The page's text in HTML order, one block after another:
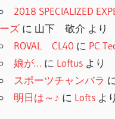
2018 SPECIALIZED
ーズに 山下 敬介 より
ROVAL CL40 に PC
娘が… に Loftusより
スポーツチャンバラ
明日は～♪ に Loftsより